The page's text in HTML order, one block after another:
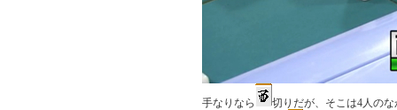
手なりなら 切りだが、そこは4人の